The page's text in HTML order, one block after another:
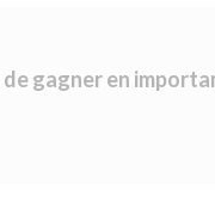
gagner en